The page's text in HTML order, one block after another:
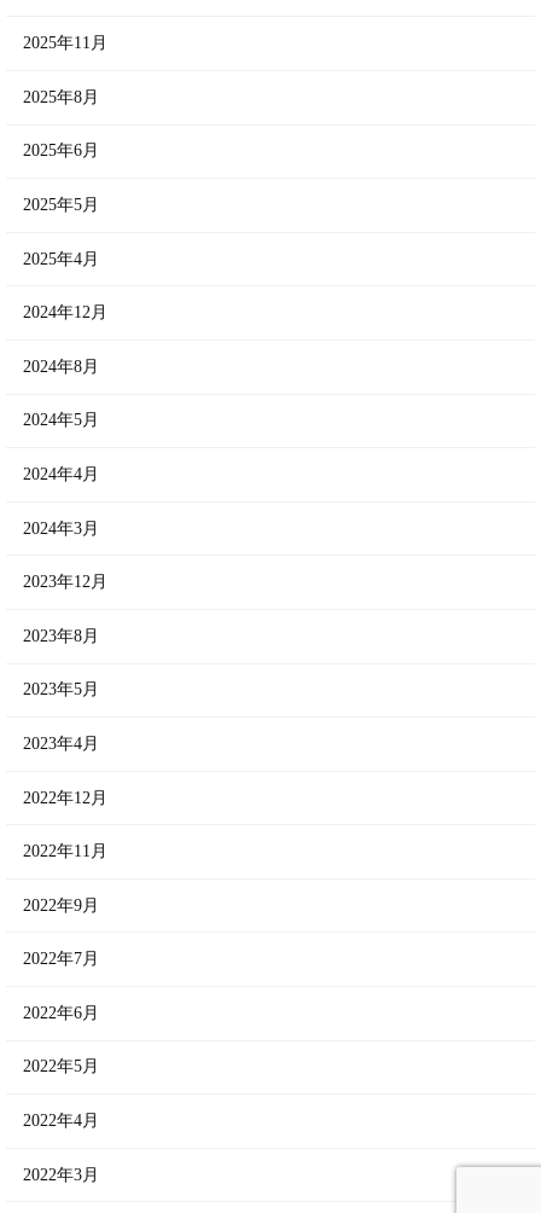
2025年11月
2025年8月
2025年6月
2025年5月
2025年4月
2024年12月
2024年8月
2024年5月
2024年4月
2024年3月
2023年12月
2023年8月
2023年5月
2023年4月
2022年12月
2022年11月
2022年9月
2022年7月
2022年6月
2022年5月
2022年4月
2022年3月